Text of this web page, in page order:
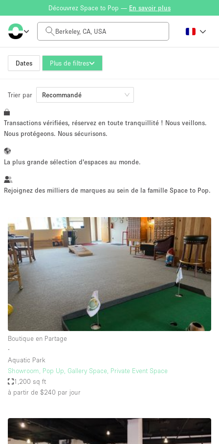
Découvrez Space to Pop — En savoir plus
Dates Plus de filtres
Tarif à la journée
$0
Taille de l'espace
~ 13 personnes
Vente au
détail
Showroom Événement Art Alimentation
Séance de
Local
Commercial
Partagé
Atelier
Autre
Boutique / Magasin
Boutique en Partage
Trier par Recommandé
Transactions vérifiées, réservez en toute tranquillité ! Nous veillons.
Nous protégeons. Nous sécurisons.
La plus grande sélection d'espaces au monde.
Rejoignez des milliers de marques au sein de la famille Space to Pop.
Boutique en Partage
∙
Aquatic Park
Showroom, Pop Up, Gallery Space, Private Event Space
1,200 sq ft
à partir de $240 par jour